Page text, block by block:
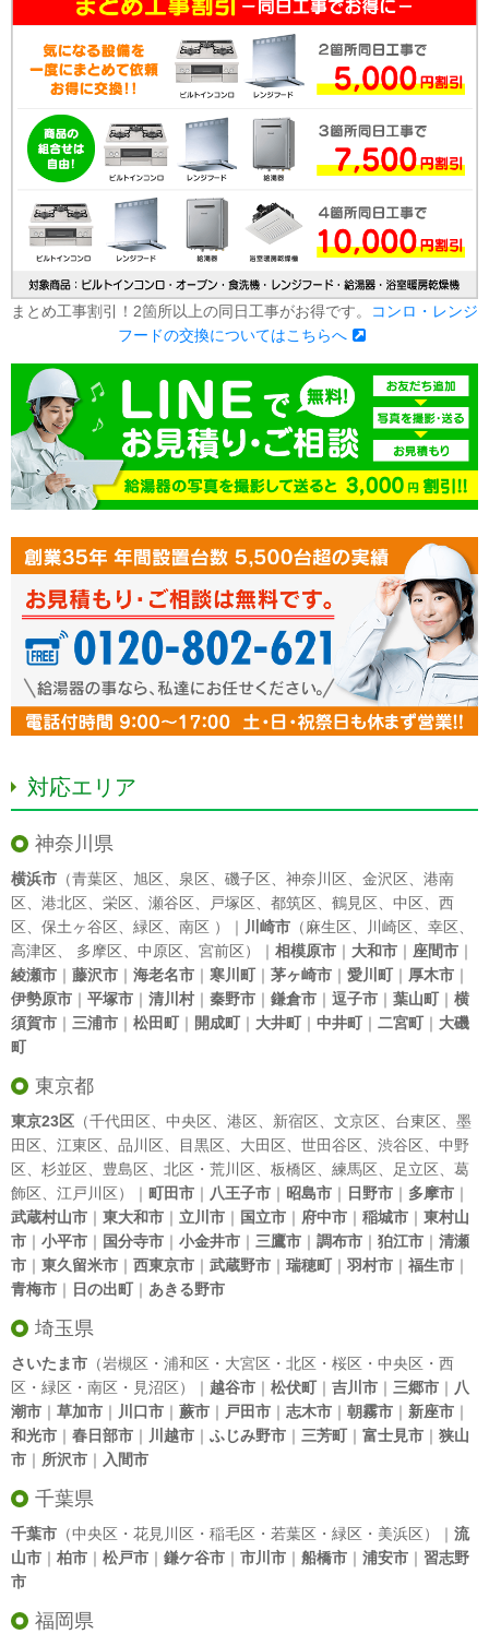
まとめ工事割引！2箇所以上の同日工事がお得です。
コンロ・レンジ
フードの交換についてはこちらへ
対応エリア
神奈川県
横浜市 （青葉区 旭区 泉区 磯子区 神奈川区 金沢区
港南
区
港北区 栄区 瀬谷区 戸塚区 都筑区 鶴見区 中区
西
区
保土ヶ谷区 緑区 南区 ）｜ 川崎市 （麻生区 川崎区 幸区
高津区
多摩区 中原区 宮前区）｜ 相模原市 ｜ 大和市 ｜ 座間市 ｜
綾瀬市 ｜ 藤沢市 ｜ 海老名市 ｜ 寒川町｜ 茅ヶ崎市 ｜ 愛川町｜ 厚木市 ｜
伊勢原市 ｜ 平塚市 ｜ 清川村｜ 秦野市 ｜ 鎌倉市 ｜ 逗子市 ｜ 葉山町｜ 横
須賀市 ｜ 三浦市 ｜ 松田町｜ 開成町｜ 大井町｜ 中井町｜ 二宮町｜ 大磯
町
東京都
東京23区 （千代田区 中央区 港区 新宿区 文京区 台東区
墨
田区
江東区 品川区 目黒区 大田区 世田谷区 渋谷区
中野
区
杉並区 豊島区 北区 ・ 荒川区 板橋区 練馬区 足立区
葛
飾区
江戸川区）｜ 町田市 ｜ 八王子市 ｜ 昭島市 ｜ 日野市 ｜ 多摩市 ｜
武蔵村山市 ｜ 東大和市 ｜ 立川市 ｜ 国立市 ｜ 府中市 ｜ 稲城市 ｜ 東村山
市 ｜ 小平市 ｜ 国分寺市 ｜ 小金井市 ｜ 三鷹市 ｜ 調布市 ｜ 狛江市 ｜ 清瀬
市 ｜ 東久留米市 ｜ 西東京市 ｜ 武蔵野市 ｜ 瑞穂町｜ 羽村市 ｜ 福生市 ｜
青梅市 ｜ 日の出町｜ あきる野市
埼玉県
さいたま市 （岩槻区・浦和区・大宮区・北区・桜区・中央区・西
区・緑区・南区・見沼区）｜ 越谷市 ｜ 松伏町｜ 吉川市 ｜ 三郷市 ｜ 八
潮市 ｜ 草加市 ｜ 川口市 ｜ 蕨市 ｜ 戸田市 ｜ 志木市 ｜ 朝霧市 ｜ 新座市 ｜
和光市 ｜ 春日部市 ｜ 川越市 ｜ ふじみ野市 ｜ 三芳町｜ 富士見市 ｜ 狭山
市 ｜ 所沢市 ｜ 入間市
千葉県
千葉市 （中央区・花見川区・稲毛区・若葉区・緑区・美浜区）｜ 流
山市 ｜ 柏市 ｜ 松戸市 ｜ 鎌ケ谷市 ｜ 市川市 ｜ 船橋市 ｜ 浦安市 ｜ 習志野
市
福岡県